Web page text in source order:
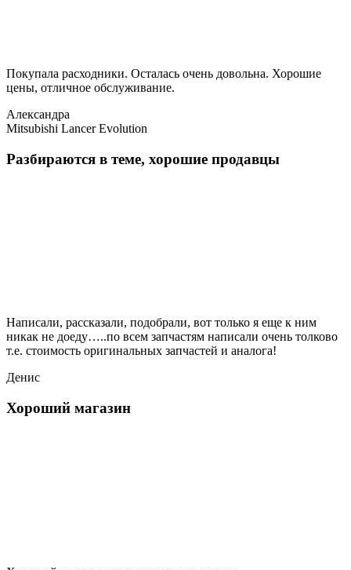
Покупала расходники. Осталась очень довольна. Хорошие
цены, отличное обслуживание.
Александра
Mitsubishi Lancer Evolution
Разбираются в теме, хорошие продавцы
Написали, рассказали, подобрали, вот только я еще к ним
никак не доеду…..по всем запчастям написали очень толково
т.е. стоимость оригинальных запчастей и аналога!
Денис
Хороший магазин